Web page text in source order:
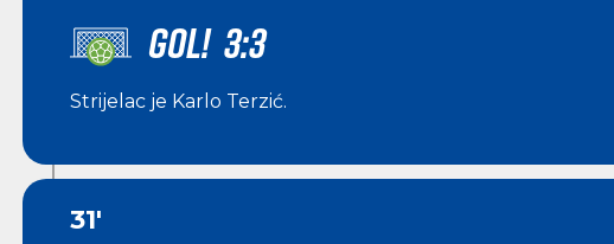
GOL! 3:3
Strijelac je Karlo Terzić.
31'